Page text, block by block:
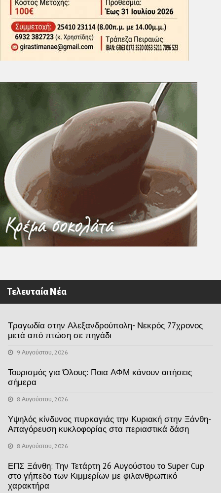
Τελευταία Νέα
Τραγωδία στην Αλεξανδρούπολη- Νεκρός 77χρονος
μετά από πτώση σε πηγάδι
9 Αυγούστου, 2026
Τουρισμός για Όλους: Ποια ΑΦΜ κάνουν αιτήσεις
σήμερα
8 Αυγούστου, 2026
Υψηλός κίνδυνος πυρκαγιάς την Κυριακή στην Ξάνθη-
Απαγόρευση κυκλοφορίας στα περιαστικά δάση
8 Αυγούστου, 2026
ΕΠΣ Ξάνθη: Την Τετάρτη 26 Αυγούστου το Super Cup
στο γήπεδο των Κιμμερίων με φιλανθρωπικό
χαρακτήρα